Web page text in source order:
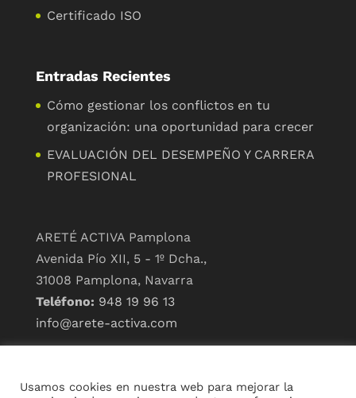
Certificado ISO
Entradas Recientes
Cómo gestionar los conflictos en tu
organización: una oportunidad para crecer
EVALUACIÓN DEL DESEMPEÑO Y CARRERA
PROFESIONAL
ARETÉ ACTIVA Pamplona
Avenida Pío XII, 5 - 1º Dcha.,
31008 Pamplona, Navarra
Teléfono: 948 19 96 13
info@arete-activa.com
Usamos cookies en nuestra web para mejorar la